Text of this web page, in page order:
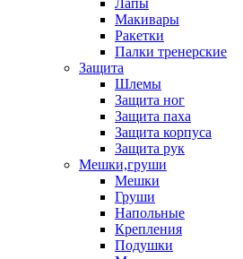
Лапы
Макивары
Ракетки
Палки тренерские
Защита
Шлемы
Защита ног
Защита паха
Защита корпуса
Защита рук
Мешки,груши
Мешки
Груши
Напольные
Крепления
Подушки